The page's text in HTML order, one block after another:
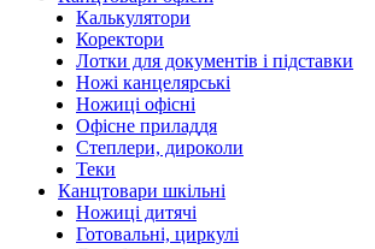
Калькулятори
Коректори
Лотки для документів і підставки
Ножі канцелярські
Ножиці офісні
Офісне приладдя
Степлери, дироколи
Теки
Канцтовари шкільні
Ножиці дитячі
Готовальні, циркулі